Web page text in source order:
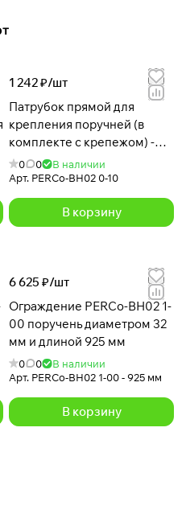
1 242 ₽/шт
Патрубок прямой для
крепления поручней (в
комплекте с крепежом) -
BH02 0-10
0 0
В наличии
Арт. PERCo-BH02 0-10
В корзину
6 625 ₽/шт
Ограждение PERCo-BH02 1-
00 поручень диаметром 32
мм и длиной 925 мм
0 0
В наличии
Арт. PERCo-BH02 1-00 - 925 мм
В корзину